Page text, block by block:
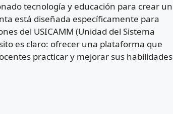
tecnología y educación para crear un
está diseñada específicamente para
del USICAMM (Unidad del Sistema
es claro: ofrecer una plataforma que
practicar y mejorar sus habilidades